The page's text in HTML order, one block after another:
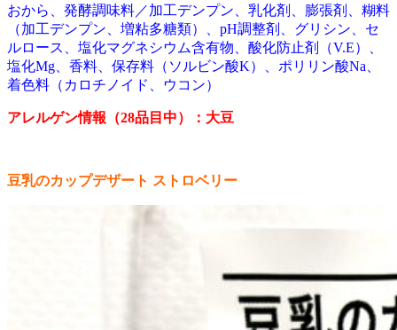
おから、発酵調味料／加工デンプン、乳化剤、膨張剤、糊料
（加工デンプン、増粘多糖類）、pH調整剤、グリシン、セ
ルロース、塩化マグネシウム含有物、酸化防止剤（V.E）、
塩化Mg、香料、保存料（ソルビン酸K）、ポリリン酸Na、
着色料（カロチノイド、ウコン）
アレルゲン情報（28品目中）：大豆
豆乳のカップデザート ストロベリー